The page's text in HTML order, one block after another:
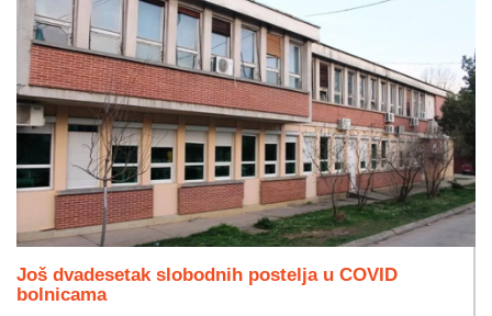
Još dvadesetak slobodnih postelja u COVID
bolnicama